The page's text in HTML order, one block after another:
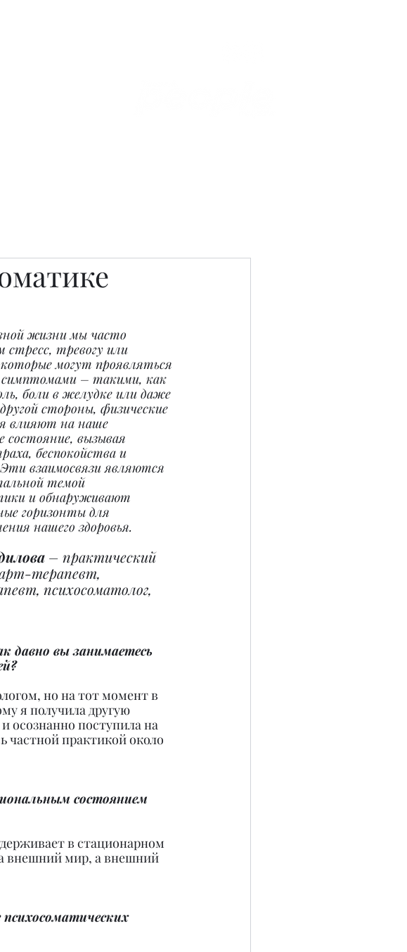
жизни мы часто
стресс, тревогу или
могут проявляться
симптомами – такими, как
боли в желудке или даже
стороны, физические
влияют на наше
состояние, вызывая
беспокойства и
взаимосвязи являются
темой
и обнаруживают
горизонты для
нашего здоровья.
– практический
терапевт,
психосоматолог,
давно вы занимаетесь
но на тот момент в
я получила другую
осознанно поступила на
частной практикой около
состоянием
в стационарном
внешний мир, а внешний